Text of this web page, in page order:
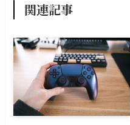
関連記事